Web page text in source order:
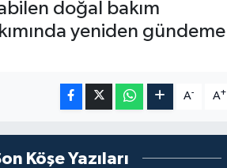
doğal bakım
yeniden gündeme
A- A+
Köşe Yazıları